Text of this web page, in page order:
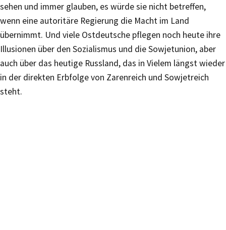
sehen und immer glauben, es würde sie nicht betreffen,
wenn eine autoritäre Regierung die Macht im Land
übernimmt. Und viele Ostdeutsche pflegen noch heute ihre
Illusionen über den Sozialismus und die Sowjetunion, aber
auch über das heutige Russland, das in Vielem längst wieder
in der direkten Erbfolge von Zarenreich und Sowjetreich
steht.